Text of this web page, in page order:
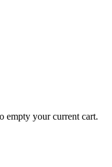
empty your current cart.